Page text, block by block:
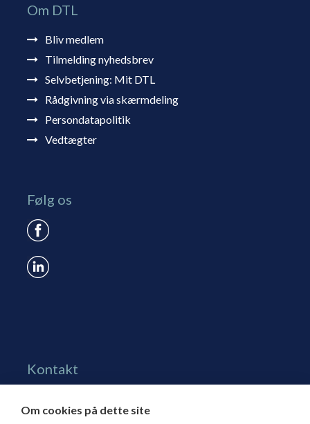
Om DTL
Bliv medlem
Tilmelding nyhedsbrev
Selvbetjening: Mit DTL
Rådgivning via skærmdeling
Persondatapolitik
Vedtægter
Følg os
Kontakt
1270 Kbh. K
Om cookies på dette site